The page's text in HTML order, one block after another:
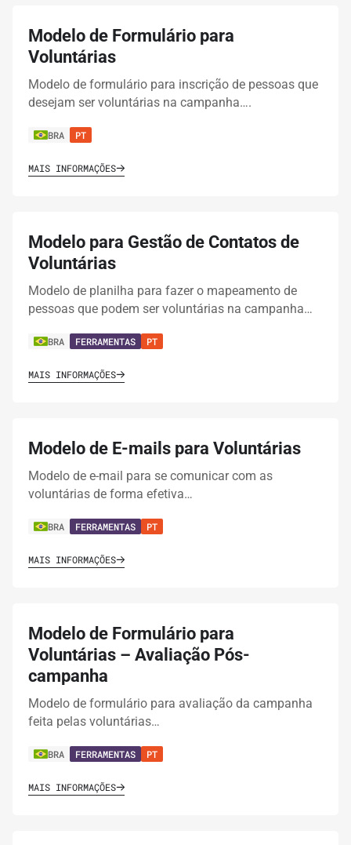
Modelo de Formulário para
Voluntárias
Modelo de formulário para inscrição de pessoas que
desejam ser voluntárias na campanha….
BRA PT
MAIS INFORMAÇÕES
Modelo para Gestão de Contatos de
Voluntárias
Modelo de planilha para fazer o mapeamento de
pessoas que podem ser voluntárias na campanha…
BRA FERRAMENTAS PT
MAIS INFORMAÇÕES
Modelo de E-mails para Voluntárias
Modelo de e-mail para se comunicar com as
voluntárias de forma efetiva…
BRA FERRAMENTAS PT
MAIS INFORMAÇÕES
Modelo de Formulário para
Voluntárias – Avaliação Pós-
campanha
Modelo de formulário para avaliação da campanha
feita pelas voluntárias…
BRA FERRAMENTAS PT
MAIS INFORMAÇÕES